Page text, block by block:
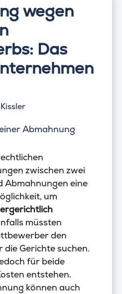
wegen
Das
zwischen zwei
Abmahnungen eine
um
müssten
den
Gerichte suchen.
für beide
entstehen.
können auch